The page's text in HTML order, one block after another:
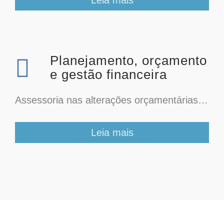
Planejamento, orçamento
e gestão financeira
Assessoria nas alterações orçamentárias…
Leia mais